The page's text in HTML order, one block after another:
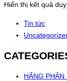
Hiển thị kết quả
Tin tức
HÃNG PHÂN